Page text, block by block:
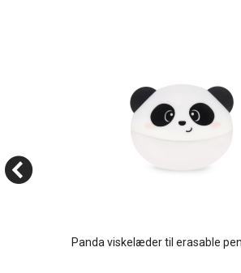
Panda viskelæder til erasable